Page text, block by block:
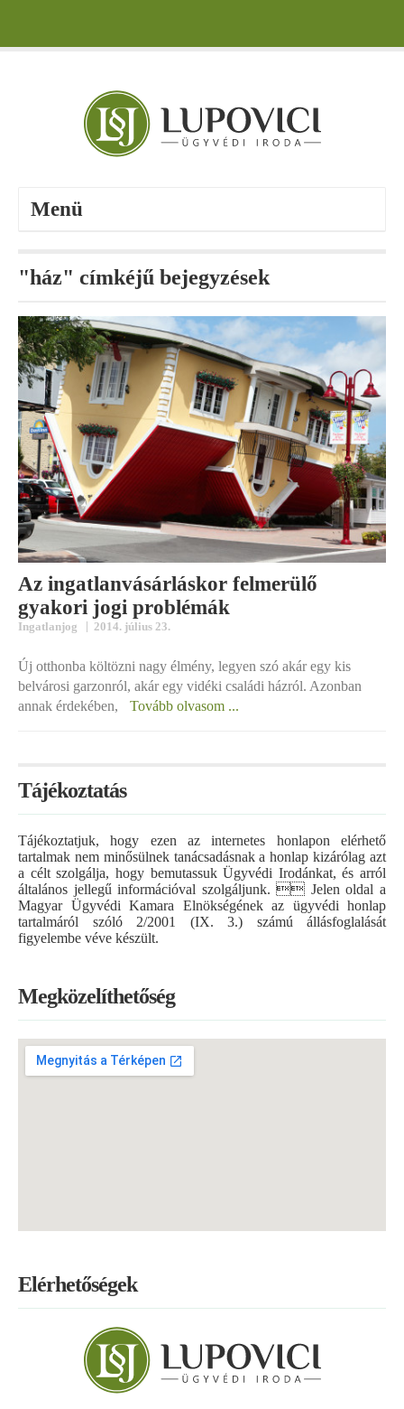
Menü
"ház" címkéjű bejegyzések
Az ingatlanvásárláskor felmerülő
gyakori jogi problémák
Ingatlanjog | 2014. július 23.
Új otthonba költözni nagy élmény, legyen szó akár egy kis
belvárosi garzonról, akár egy vidéki családi házról. Azonban
annak érdekében,
Tovább olvasom ...
Tájékoztatás
Tájékoztatjuk, hogy ezen az internetes honlapon elérhető
tartalmak nem minősülnek tanácsadásnak a honlap kizárólag azt
a célt szolgálja, hogy bemutassuk Ügyvédi Irodánkat, és arról
általános jellegű információval szolgáljunk.  Jelen oldal a
Magyar Ügyvédi Kamara Elnökségének az ügyvédi honlap
tartalmáról szóló 2/2001 (IX. 3.) számú állásfoglalását
figyelembe véve készült.
Megközelíthetőség
Elérhetőségek